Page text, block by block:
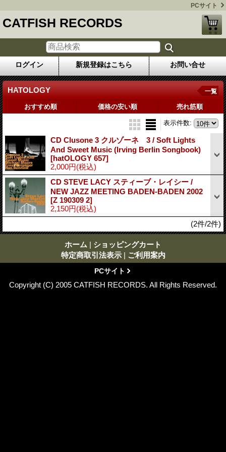
PCサイト
CATFISH RECORDS
ログイン 新規登録はこちら お問い合せ
HATOLOGY 一覧
おすすめ順 価格の安い順 売れ筋順
表示件数:
CD Clusone 3 クルゾーネ 3 / Soft Lights
And Sweet Music (Irving Berlin Songbook)
[hatOLOGY 657]
2,000円(税込)
CD STEVE LACY スティーブ・レイシー /
NEW JAZZ MEETING BADEN-BADEN 2002
[Z 190309 2]
2,150円(税込)
(2件/2件)
ホーム | ショッピングカート
特定商取引法表示 | ご利用案内
PCサイト
Copyright (C) 2005 CATFISH RECORDS. All Rights Reserved.